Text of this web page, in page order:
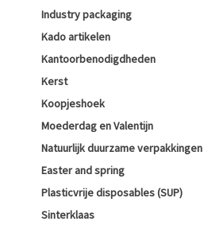
Industry packaging
Kado artikelen
Kantoorbenodigdheden
Kerst
Koopjeshoek
Moederdag en Valentijn
Natuurlijk duurzame verpakkingen
Easter and spring
Plasticvrije disposables (SUP)
Sinterklaas